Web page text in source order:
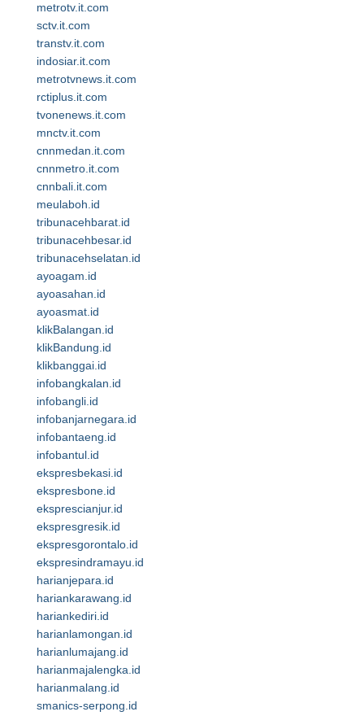
metrotv.it.com
sctv.it.com
transtv.it.com
indosiar.it.com
metrotvnews.it.com
rctiplus.it.com
tvonenews.it.com
mnctv.it.com
cnnmedan.it.com
cnnmetro.it.com
cnnbali.it.com
meulaboh.id
tribunacehbarat.id
tribunacehbesar.id
tribunacehselatan.id
ayoagam.id
ayoasahan.id
ayoasmat.id
klikBalangan.id
klikBandung.id
klikbanggai.id
infobangkalan.id
infobangli.id
infobanjarnegara.id
infobantaeng.id
infobantul.id
ekspresbekasi.id
ekspresbone.id
eksprescianjur.id
ekspresgresik.id
ekspresgorontalo.id
ekspresindramayu.id
harianjepara.id
hariankarawang.id
hariankediri.id
harianlamongan.id
harianlumajang.id
harianmajalengka.id
harianmalang.id
smanics-serpong.id